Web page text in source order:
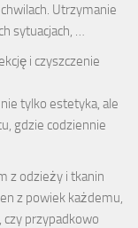
Utrzymanie
sytuacjach, …
i czyszczenie
tylko estetyka, ale
gdzie codziennie
z odzieży i tkanin
z powiek każdemu,
czy przypadkowo